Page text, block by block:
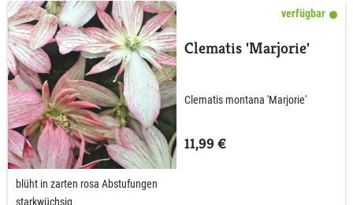
verfügbar
Clematis 'Marjorie'
Clematis montana 'Marjorie'
11,99 €
blüht in zarten rosa Abstufungen
starkwüchsig